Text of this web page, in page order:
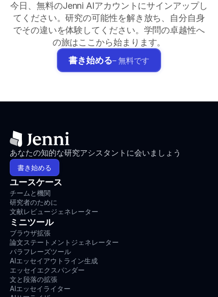
今日、無料のJenni AIアカウントにサインアップし
てください。研究の可能性を解き放ち、自分自身
でその違いを体験してください。学問の卓越性へ
の旅はここから始まります。
書き始める– 無料です
あなたの知的な研究アシスタントに会いましょう
書き始める
ユースケース
チームと機関
研究者のために
文献レビュージェネレーター
ミニツール
ブラウザ拡張
論文ステートメントジェネレーター
パラフレーズツール
AIエッセイアウトライン生成
エッセイエクスパンダー
文と段落の拡張
AIエッセイライター